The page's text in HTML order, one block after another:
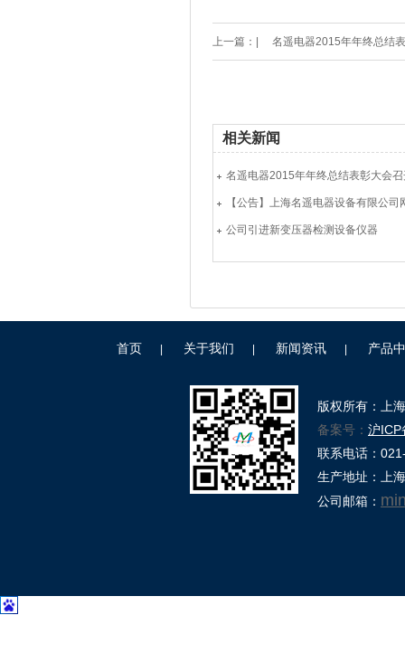
上一篇：| 名遥电器2015年年终总结
相关新闻
名遥电器2015年年终总结表彰大会
【公告】上海名遥电器设备有限公司
公司引进新变压器检测设备仪器
首页 关于我们 新闻资讯 产品
版权所有：上
备案号： 沪
联系电话：
生产地址：上
公司邮箱：